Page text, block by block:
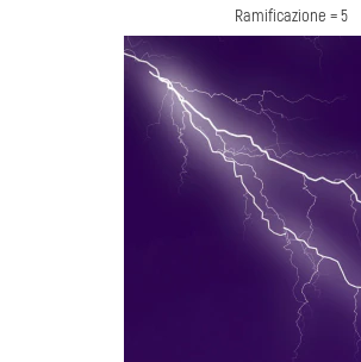
Ramificazione = 5